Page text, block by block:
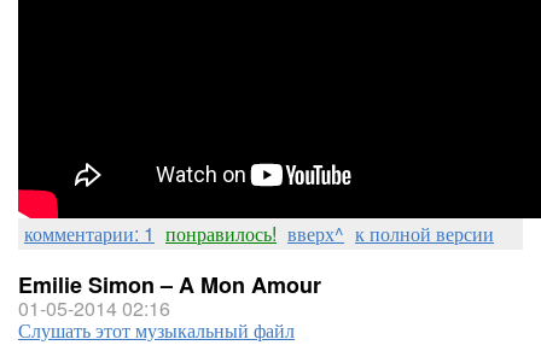
комментарии: 1 понравилось! вверх^ к полной версии
Emilie Simon – A Mon Amour
01-05-2014 02:16
Слушать этот музыкальный файл